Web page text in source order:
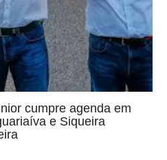
cumpre agenda em
e Siqueira